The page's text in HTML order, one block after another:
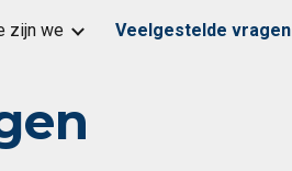
to navigation
zijn we Veelgestelde vragen